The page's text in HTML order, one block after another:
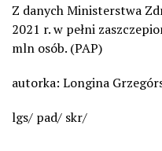
Z danych Ministerstwa
2021 r. w pełni
mln osób. (PAP)
autorka: Longina
lgs/ pad/ skr/